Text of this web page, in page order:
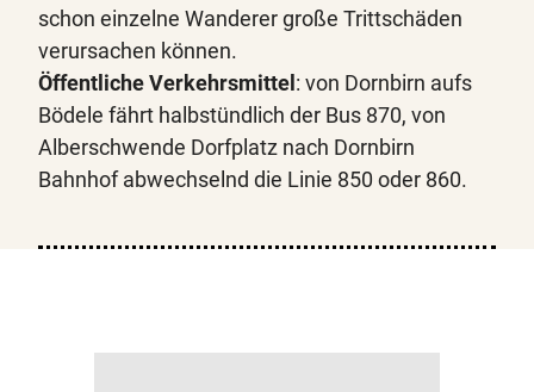
schon einzelne Wanderer große Trittschäden
verursachen können.
Öffentliche Verkehrsmittel : von Dornbirn aufs
Bödele fährt halbstündlich der Bus 870, von
Alberschwende Dorfplatz nach Dornbirn
Bahnhof abwechselnd die Linie 850 oder 860.